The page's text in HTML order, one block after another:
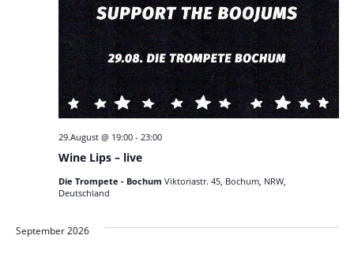
Wine Lips – live
29.August @ 19:00- 23:00
Die Trompete - Bochum Viktoriastr. 45, Bochum, NRW,
Deutschland
September 2026